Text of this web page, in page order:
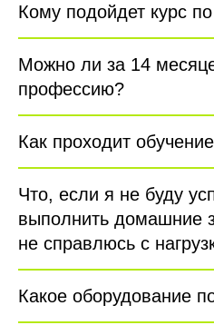
Кому подойдет курс
Можно ли за 14
профессию?
Как проходит
Что, если я не буду
выполнить домашние
не справлюсь с
Какое оборудование